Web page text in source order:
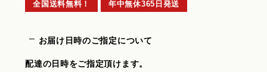
全国送料無料！ 年中無休365日発送
お届け日時のご指定について
配達の日時をご指定頂けます。